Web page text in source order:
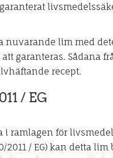
nuvarande lim med
garanteras. Sådana
recept.
/ EG
för
/ EG) kan detta